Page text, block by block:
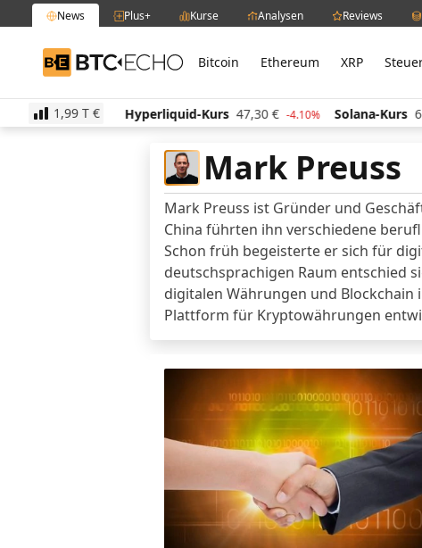
News Plus+ Kurse Analysen Reviews
BTC-ECHO Bitcoin Ethereum XRP
1,99 T €
€ 0.80% Hyperliquid-Kurs 47,30 € -4.10% Solana-Kurs 65,23
Mark Preuss
Mark Preuss ist Gründer und
China führten ihn verschiedene
Schon früh begeisterte er sich für
deutschsprachigen Raum entschied
digitalen Währungen und Blockchain
Plattform für Kryptowährungen